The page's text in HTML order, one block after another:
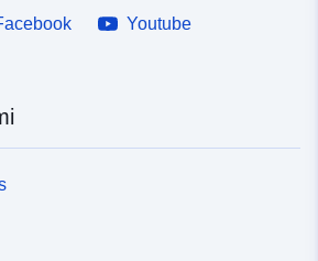
Youtube